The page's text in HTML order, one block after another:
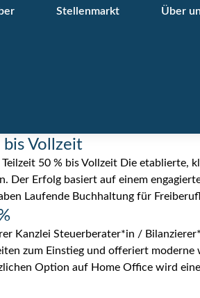
Stellenmarkt Über
bis Vollzeit
50 % bis Vollzeit Die etablierte,
Erfolg basiert auf einem
Laufende Buchhaltung für
Kanzlei Steuerberater*in /
zum Einstieg und offeriert moderne
Option auf Home Office wird